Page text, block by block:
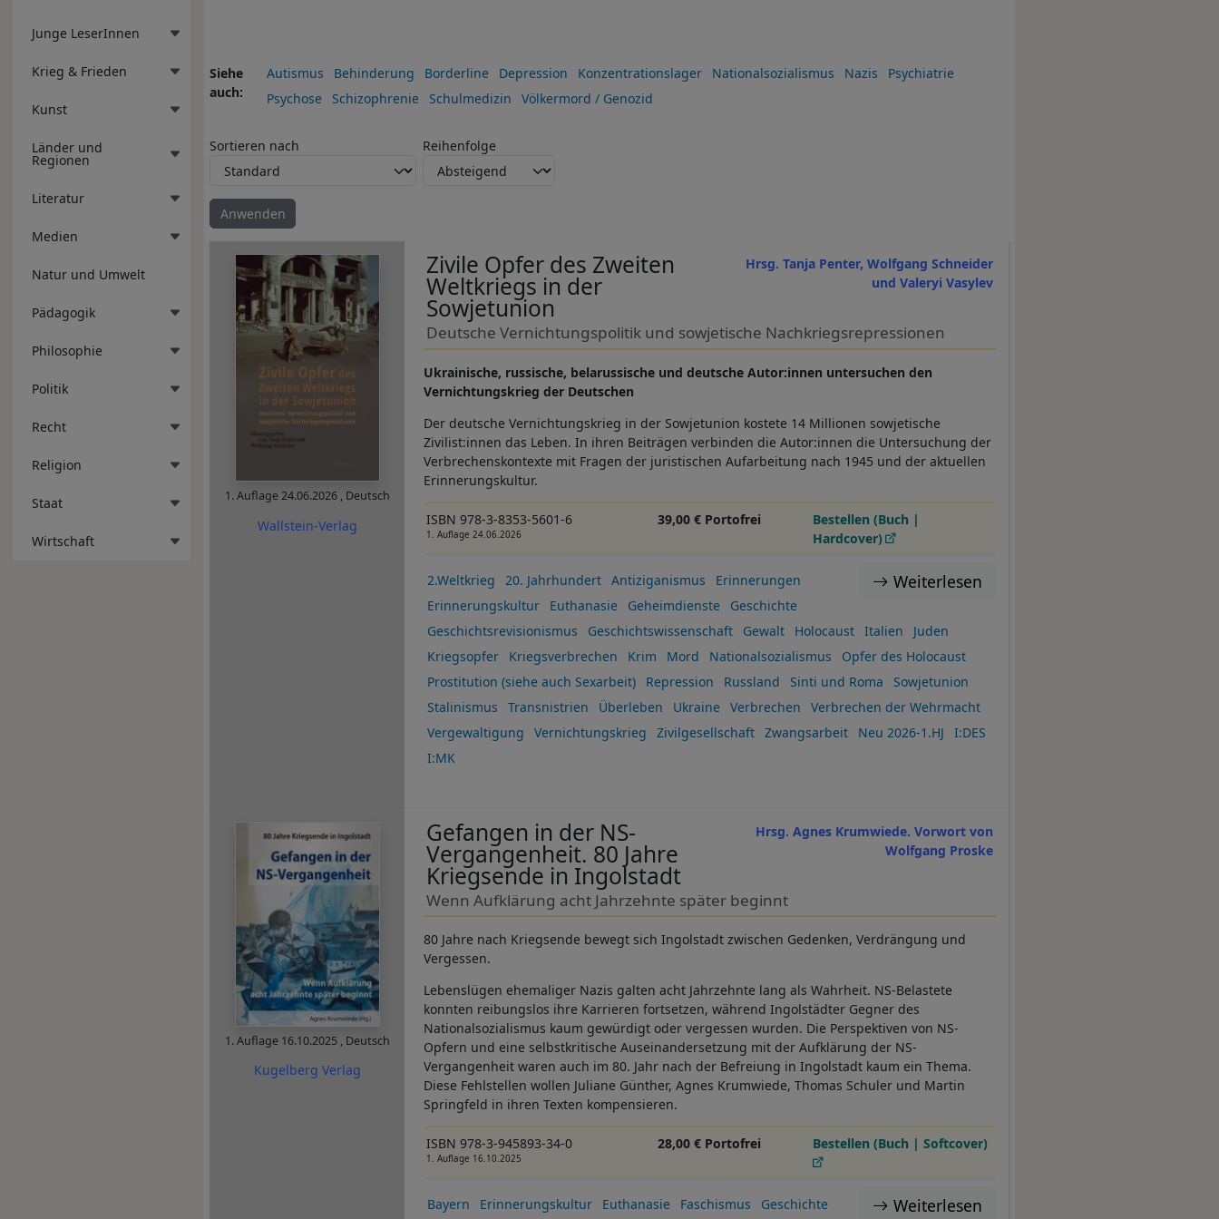
Junge LeserInnen
Krieg & Frieden
Kunst
Länder und
Regionen
Literatur
Medien
Natur und Umwelt
Pädagogik
Philosophie
Politik
Recht
Religion
Staat
Wirtschaft
Siehe
auch
Autismus Behinderung Borderline Depression Konzentrationslager Nationalsozialismus Nazis
Psychiatrie
Psychose
Schizophrenie Schulmedizin Völkermord / Genozid
Sortieren nach Reihenfolge
1. Auflage24.06.2026 , Deutsch
Wallstein-Verlag
Hrsg. Tanja Penter, Wolfgang Schneider
und Valeryi Vasylev
Zivile Opfer des Zweiten
Weltkriegs in der
Sowjetunion
Deutsche Vernichtungspolitik und sowjetische Nachkriegsrepressionen
Ukrainische, russische, belarussische und deutsche Autor:innen untersuchen den
Vernichtungskrieg der Deutschen
Der deutsche Vernichtungskrieg in der Sowjetunion kostete 14 Millionen sowjetische
Zivilist:innen das Leben. In ihren Beiträgen verbinden die Autor:innen die Untersuchung der
Verbrechenskontexte mit Fragen der juristischen Aufarbeitung nach 1945 und der aktuellen
Erinnerungskultur.
ISBN 978-3-8353-5601-6
1. Auflage 24.06.2026
39,00 € Portofrei
Bestellen (Buch |
Hardcover)
Weiterlesen
2.Weltkrieg 20. Jahrhundert Antiziganismus
Erinnerungen
Erinnerungskultur
Euthanasie Geheimdienste
Geschichte
Geschichtsrevisionismus
Geschichtswissenschaft Gewalt Holocaust Italien
Juden
Kriegsopfer
Kriegsverbrechen Krim Mord Nationalsozialismus
Opfer des Holocaust
Prostitution (siehe auch Sexarbeit)
Repression Russland Sinti und Roma
Sowjetunion
Stalinismus
Transnistrien Überleben Ukraine Verbrechen
Verbrechen der Wehrmacht
Vergewaltigung
Vernichtungskrieg Zivilgesellschaft Zwangsarbeit Neu 2026-1.HJ
I:DES
I:MK
1. Auflage 16.10.2025 , Deutsch
Kugelberg Verlag
Hrsg. Agnes Krumwiede. Vorwort von
Wolfgang Proske
Gefangen in der NS-
Vergangenheit. 80 Jahre
Kriegsende in Ingolstadt
Wenn Aufklärung acht Jahrzehnte später beginnt
80 Jahre nach Kriegsende bewegt sich Ingolstadt zwischen Gedenken, Verdrängung und
Vergessen.
Lebenslügen ehemaliger Nazis galten acht Jahrzehnte lang als Wahrheit. NS-Belastete
konnten reibungslos ihre Karrieren fortsetzen, während Ingolstädter Gegner des
Nationalsozialismus kaum gewürdigt oder vergessen wurden. Die Perspektiven von NS-
Opfern und eine selbstkritische Auseinandersetzung mit der Aufklärung der NS-
Vergangenheit waren auch im 80. Jahr nach der Befreiung in Ingolstadt kaum ein Thema.
Diese Fehlstellen wollen Juliane Günther, Agnes Krumwiede, Thomas Schuler und Martin
Springfeld in ihren Texten kompensieren.
ISBN 978-3-945893-34-0
1. Auflage 16.10.2025
28,00 € Portofrei Bestellen (Buch | Softcover)
Weiterlesen
Bayern Erinnerungskultur Euthanasie Faschismus
Geschichte